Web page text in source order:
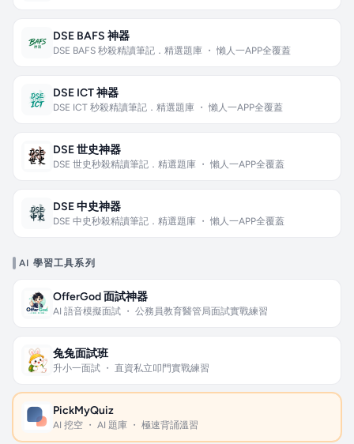
DSE BAFS 神器
DSE BAFS 秒殺精讀筆記．精選題庫 ・ 懶人一APP全覆蓋
DSE ICT 神器
DSE ICT 秒殺精讀筆記．精選題庫 ・ 懶人一APP全覆蓋
DSE 世史神器
DSE 世史秒殺精讀筆記．精選題庫 ・ 懶人一APP全覆蓋
DSE 中史神器
DSE 中史秒殺精讀筆記．精選題庫 ・ 懶人一APP全覆蓋
AI 學習工具系列
OfferGod 面試神器
AI 語音模擬面試 ・ 公務員教育醫管局面試實戰練習
兔兔面試班
升小一面試 ・ 直資私立叩門實戰練習
PickMyQuiz
AI 挖空 ・ AI 題庫 ・ 極速背誦溫習